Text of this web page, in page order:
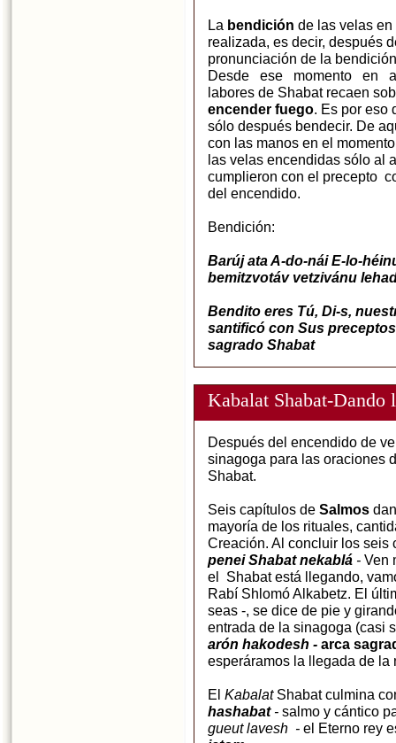
La bendición de las velas
realizada, es decir, después
pronunciación de la
Desde ese momento en
labores de Shabat recaen
encender fuego. Es por eso
sólo después bendecir. De
con las manos en el
las velas encendidas sólo al
cumplieron con el precepto
del encendido.
Bendición:
Barúj ata A-do-nái E-lo-
bemitzvotáv vetzivánu
Bendito eres Tú, Di-s,
santificó con Sus
sagrado Shabat
Kabalat Shabat-Dando
Después del encendido de
sinagoga para las oraciones
Shabat.
Seis capítulos de Salmos
mayoría de los rituales,
Creación. Al concluir los
penei Shabat nekablá - Ven
el Shabat está llegando,
Rabí Shlomó Alkabetz. El
seas -, se dice de pie y
entrada de la sinagoga (casi
arón hakodesh - arca
esperáramos la llegada de la
El Kabalat Shabat culmina
hashabat- salmo y cántico
gueut lavesh - el Eterno rey